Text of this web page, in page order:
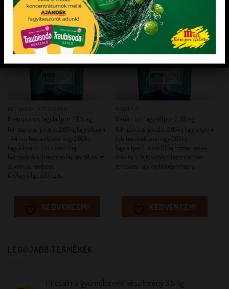
KEDVENCEM!
Krémpuncs fagylaltpor 2,05 kg
Felhasználási javaslat: 2,05 kg fagylaltpor 4
- 4,4 l víz hozzáadásával vagy 2,05 kg
fagylaltpor 2 - 2,4 l víz és 2 l tej
hozzáadásával Gravitáció (ejtőtartályos) és
szivattyús rendszerű
lágyfagylaltgépekhez is.
KEDVENCEM!
KEDVENCEM!
Banán ízű fagylaltpor 2,05 kg
Felhasználási javaslat: 2,05 kg fagylaltpor 4
l víz hozzáadásával vagy 2,05 kg
fagylaltpor 2 l víz és 2 l tej hozzáadásával
Gravitáció (ejtőtartályos) és szivattyús
rendszerű lágyfagylaltgépekhez is.
KEDVENCEM!
LEGÚJABB TERMÉKEK
Pirosalma gyümölcsvelő készítmény 3,5 kg